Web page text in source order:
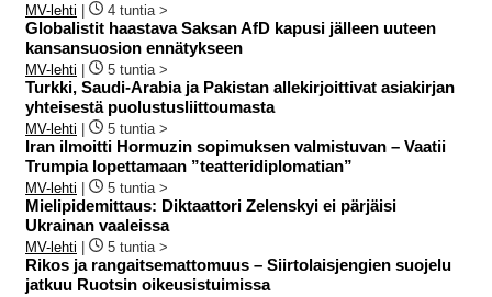
MV-lehti 4 tuntia >
Globalistit haastava Saksan AfD kapusi jälleen uuteen
kansansuosion ennätykseen
MV-lehti 5 tuntia >
Turkki, Saudi-Arabia ja Pakistan allekirjoittivat asiakirjan
yhteisestä puolustusliittoumasta
MV-lehti 5 tuntia >
Iran ilmoitti Hormuzin sopimuksen valmistuvan – Vaatii
Trumpia lopettamaan ”teatteridiplomatian”
MV-lehti 5 tuntia >
Mielipidemittaus: Diktaattori Zelenskyi ei pärjäisi
Ukrainan vaaleissa
MV-lehti 5 tuntia >
Rikos ja rangaitsemattomuus – Siirtolaisjengien suojelu
jatkuu Ruotsin oikeusistuimissa